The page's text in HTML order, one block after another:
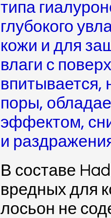
типа
глубокого
кожи и для
влаги с
впитывается,
поры,
эффектом,
и
В составе
вредных для
лосьон не